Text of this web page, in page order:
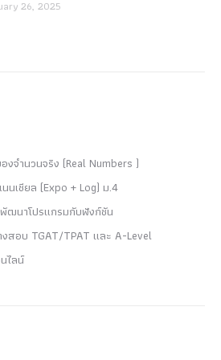
26, 2025
จำนวนจริง (Real Numbers )
นเชียล (Expo + Log) ม.4
ฒนาโปรแกรมกับฟังก์ชัน
สอบ TGAT/TPAT และ A-Level
ไลน์